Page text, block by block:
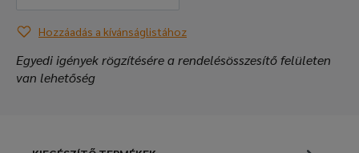
Hozzáadás a kívánságlistához
Egyedi igények rögzítésére a rendelésösszesítő felületen
van lehetőség